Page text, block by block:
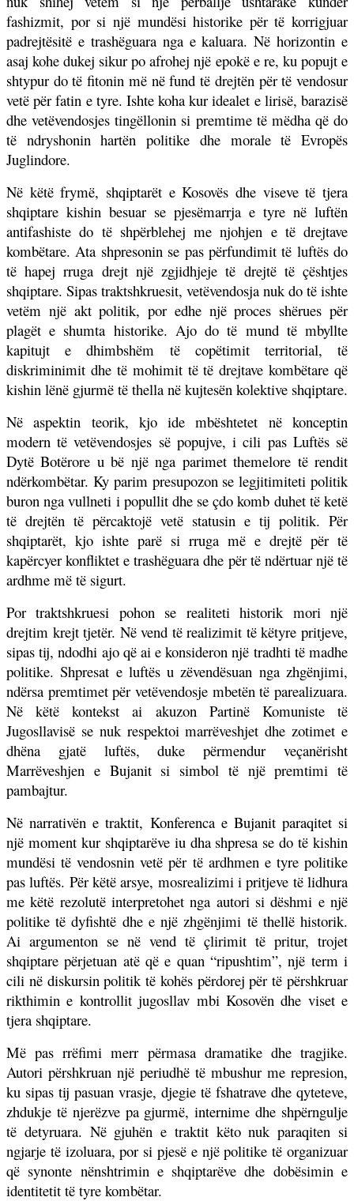
fashizmit, por si një mundësi historike për të korrigjuar
padrejtësitë e trashëguara nga e kaluara. Në horizontin e
asaj kohe dukej sikur po afrohej një epokë e re, ku popujt e
shtypur do të fitonin më në fund të drejtën për të vendosur
vetë për fatin e tyre. Ishte koha kur idealet e lirisë, barazisë
dhe vetëvendosjes tingëllonin si premtime të mëdha që do
të ndryshonin hartën politike dhe morale të Evropës
Juglindore.
Në këtë frymë, shqiptarët e Kosovës dhe viseve të tjera
shqiptare kishin besuar se pjesëmarrja e tyre në luftën
antifashiste do të shpërblehej me njohjen e të drejtave
kombëtare. Ata shpresonin se pas përfundimit të luftës do
të hapej rruga drejt një zgjidhjeje të drejtë të çështjes
shqiptare. Sipas traktshkruesit, vetëvendosja nuk do të ishte
vetëm një akt politik, por edhe një proces shërues për
plagët e shumta historike. Ajo do të mund të mbyllte
kapitujt e dhimbshëm të copëtimit territorial, të
diskriminimit dhe të mohimit të të drejtave kombëtare që
kishin lënë gjurmë të thella në kujtesën kolektive shqiptare.
Në aspektin teorik, kjo ide mbështetet në konceptin
modern të vetëvendosjes së popujve, i cili pas Luftës së
Dytë Botërore u bë një nga parimet themelore të rendit
ndërkombëtar. Ky parim presupozon se legjitimiteti politik
buron nga vullneti i popullit dhe se çdo komb duhet të ketë
të drejtën të përcaktojë vetë statusin e tij politik. Për
shqiptarët, kjo ishte parë si rruga më e drejtë për të
kapërcyer konfliktet e trashëguara dhe për të ndërtuar një të
ardhme më të sigurt.
Por traktshkruesi pohon se realiteti historik mori një
drejtim krejt tjetër. Në vend të realizimit të këtyre pritjeve,
sipas tij, ndodhi ajo që ai e konsideron një tradhti të madhe
politike. Shpresat e luftës u zëvendësuan nga zhgënjimi,
ndërsa premtimet për vetëvendosje mbetën të parealizuara.
Në këtë kontekst ai akuzon Partinë Komuniste të
Jugosllavisë se nuk respektoi marrëveshjet dhe zotimet e
dhëna gjatë luftës, duke përmendur veçanërisht
Marrëveshjen e Bujanit si simbol të një premtimi të
pambajtur.
Në narrativën e traktit, Konferenca e Bujanit paraqitet si
një moment kur shqiptarëve iu dha shpresa se do të kishin
mundësi të vendosnin vetë për të ardhmen e tyre politike
pas luftës. Për këtë arsye, mosrealizimi i pritjeve të lidhura
me këtë rezolutë interpretohet nga autori si dëshmi e një
politike të dyfishtë dhe e një zhgënjimi të thellë historik.
Ai argumenton se në vend të çlirimit të pritur, trojet
shqiptare përjetuan atë që e quan “ripushtim”, një term i
cili në diskursin politik të kohës përdorej për të përshkruar
rikthimin e kontrollit jugosllav mbi Kosovën dhe viset e
tjera shqiptare.
Më pas rrëfimi merr përmasa dramatike dhe tragjike.
Autori përshkruan një periudhë të mbushur me represion,
ku sipas tij pasuan vrasje, djegie të fshatrave dhe qyteteve,
zhdukje të njerëzve pa gjurmë, internime dhe shpërngulje
të detyruara. Në gjuhën e traktit këto nuk paraqiten si
ngjarje të izoluara, por si pjesë e një politike të organizuar
që synonte nënshtrimin e shqiptarëve dhe dobësimin e
identitetit të tyre kombëtar.